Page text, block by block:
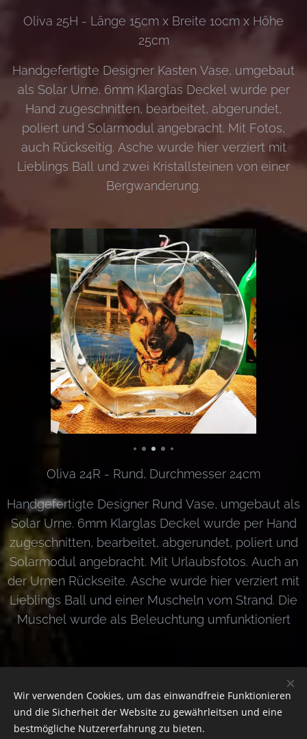
Oliva 25H - Länge 15cm x Breite 10cm x Höhe
25cm
Handgefertigte Designer Kasten Vase, umgebaut
als Solar Urne. 6mm Klarglas Deckel wurde per
Hand zugeschnitten, bearbeitet, abgerundet,
poliert und Solarmodul angebracht. Mit Fotos,
auch Rückseitig. Asche wurde hier verziert mit
Lieblings Ball und zwei Kristallsteinen von einer
Bergwanderung.
Oliva 24R - Rund, Durchmesser 24cm
Handgefertigte Designer Rund Vase, umgebaut als
Solar Urne. 6mm Klarglas Deckel wurde per Hand
zugeschnitten, bearbeitet, abgerundet, poliert und
Solarmodul angebracht. Mit Urlaubsfotos. Auch an
der Urnen Rückseite. Asche wurde hier verziert mit
Lieblings Ball und einer Muscheln vom Strand. Die
Muschel wurde als Beleuchtung umfunktioniert
Wir verwenden Cookies, um das einwandfreie Funktionieren
und die Sicherheit der Website zu gewährleitsen und eine
bestmögliche Nutzererfahrung zu bieten.